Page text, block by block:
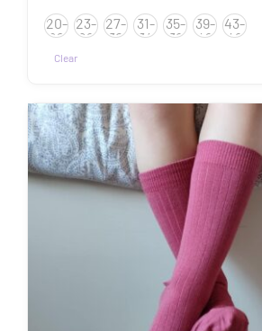
6.50€
kuni
20-
22
23-
26
27-
30
31-
34
35-
38
39-
42
43-
46
Clear
tootel
on
mitu
varianti.
Valikuid